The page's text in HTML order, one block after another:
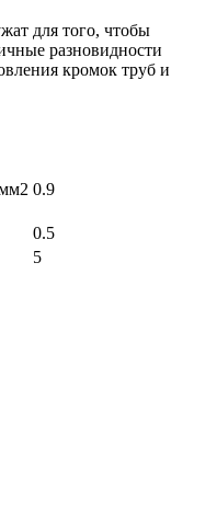
для того, чтобы
разновидности
кромок труб и
0.9
0.5
5